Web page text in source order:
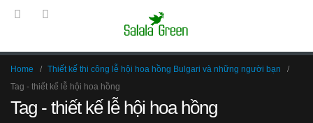
Home
Thiết kế thi công lễ hội hoa hồng Bulgari và những người bạn
Tag - thiết kế lễ hội hoa hồng
Tag - thiết kế lễ hội hoa hồng